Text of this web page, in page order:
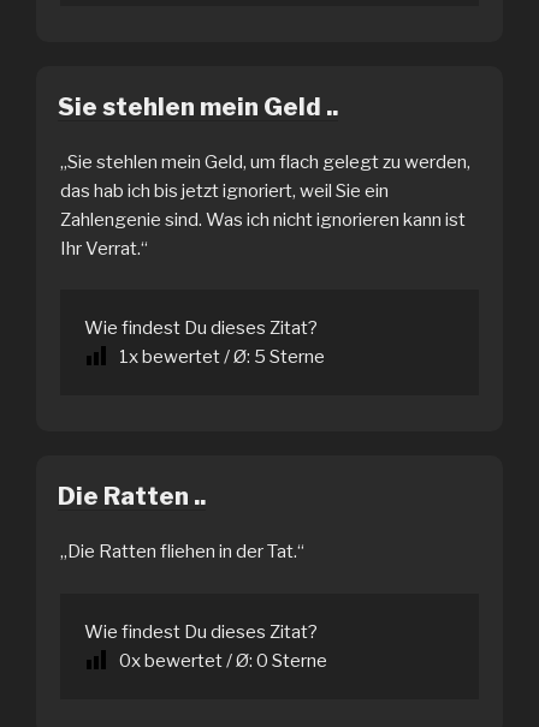
Sie stehlen mein Geld ..
„Sie stehlen mein Geld, um flach gelegt zu werden,
das hab ich bis jetzt ignoriert, weil Sie ein
Zahlengenie sind. Was ich nicht ignorieren kann ist
Ihr Verrat.“
Wie findest Du dieses Zitat?
1x bewertet / Ø: 5 Sterne
Die Ratten ..
„Die Ratten fliehen in der Tat.“
Wie findest Du dieses Zitat?
0x bewertet / Ø: 0 Sterne